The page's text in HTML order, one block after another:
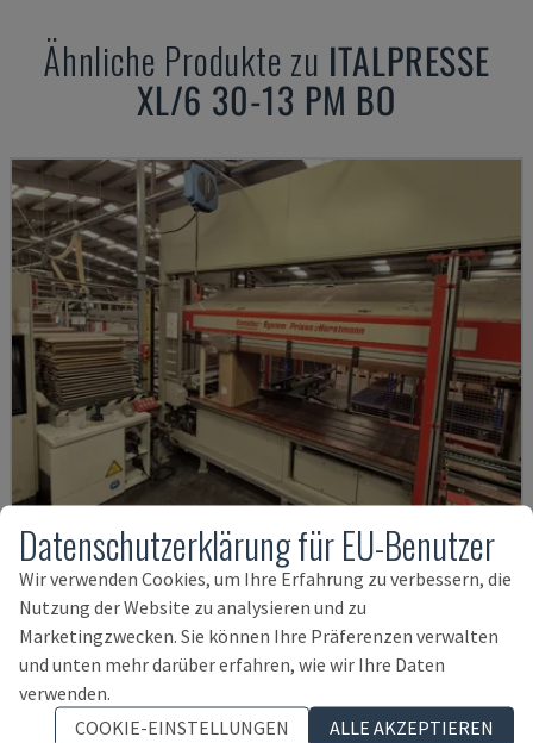
Ähnliche Produkte zu ITALPRESSE
XL/6 30-13 PM BO
KP-5-CNC
PRIESS & HORSTMANN - FURNIERPRESSE
BELGIEN 2003
39.000 €
Datenschutzerklärung für EU-Benutzer
Wir verwenden Cookies, um Ihre Erfahrung zu verbessern, die
Nutzung der Website zu analysieren und zu
Marketingzwecken. Sie können Ihre Präferenzen verwalten
und unten mehr darüber erfahren, wie wir Ihre Daten
verwenden.
COOKIE-EINSTELLUNGEN
ALLE AKZEPTIEREN